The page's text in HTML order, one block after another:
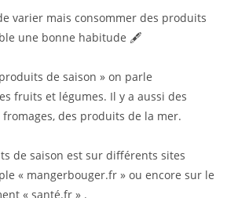
varier mais consommer des produits
une bonne habitude 🖋
de saison » on parle
fruits et légumes. Il y a aussi des
des produits de la mer.
de saison est sur différents sites
« mangerbouger.fr » ou encore sur le
« santé.fr » .